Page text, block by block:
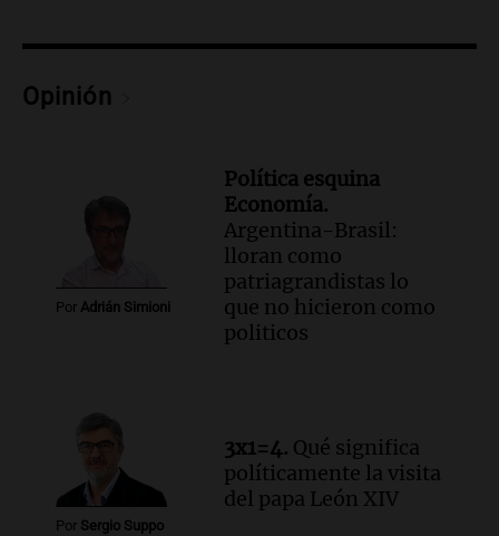
con la política, advierte el consultor
Panorama Federal
Febrero al 6100 y terminó
hospitalizado
Noticias Rosario
Audio.Córdoba multará con hasta $420
mil los escapes libres y sancionará las
"hordas" de motos
Audio.
corrupción con testimonios que
exponen graves irregularidades
Noticias
Episodios
Opinión
Por Adrián Simioni
Política esquina
Economía.
Argentina-Brasil:
lloran como
patriagrandistas lo
que no hicieron como
politicos
Por Sergio Suppo
3x1=4. Qué significa
políticamente la visita
del papa León XIV